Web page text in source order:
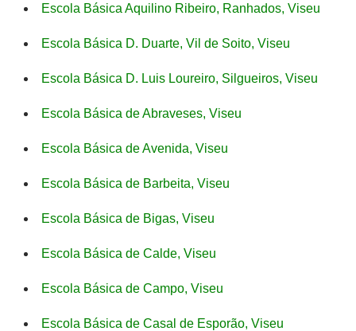
Escola Básica Aquilino Ribeiro, Ranhados, Viseu
Escola Básica D. Duarte, Vil de Soito, Viseu
Escola Básica D. Luis Loureiro, Silgueiros, Viseu
Escola Básica de Abraveses, Viseu
Escola Básica de Avenida, Viseu
Escola Básica de Barbeita, Viseu
Escola Básica de Bigas, Viseu
Escola Básica de Calde, Viseu
Escola Básica de Campo, Viseu
Escola Básica de Casal de Esporão, Viseu